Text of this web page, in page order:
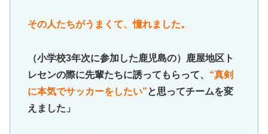
その人たちがうまくて、憧れました。
（小学校3年次に参加した鹿児島の）鹿屋地区ト
レセンの際に先輩たちに誘ってもらって、 “真剣
に本気でサッカーをしたい”と思ってチームを変
えました」